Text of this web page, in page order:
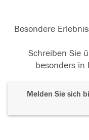
Besondere
Schreiben Sie
besonders in
Melden Sie sich